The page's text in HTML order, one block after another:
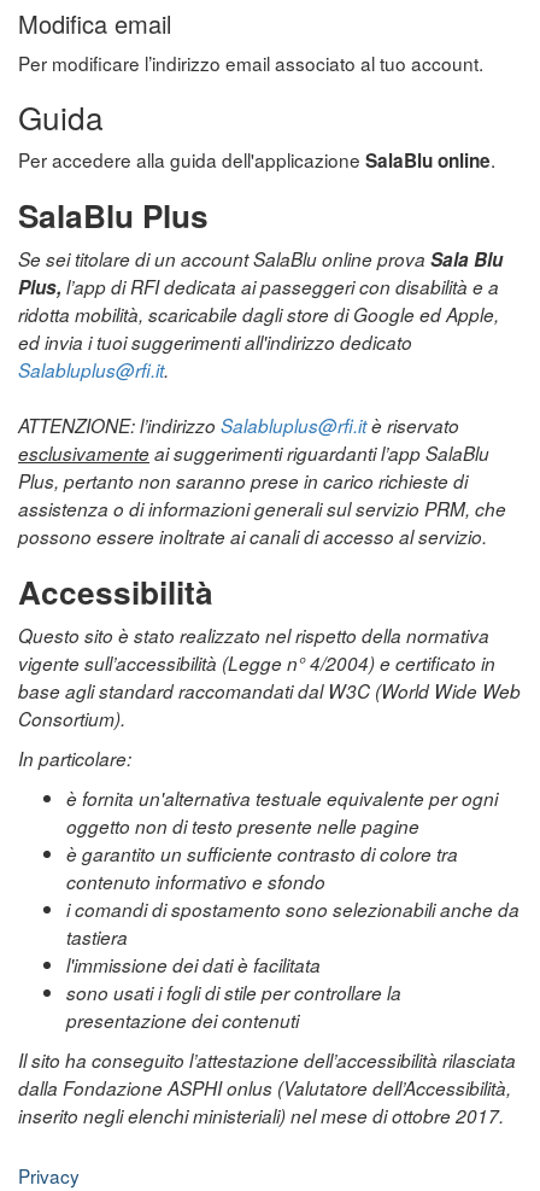
Modifica email
Per modificare l’indirizzo email associato al tuo account.
Guida
Per accedere alla guida dell'applicazione SalaBlu online.
SalaBlu Plus
Se sei titolare di un account SalaBlu online prova Sala Blu
Plus, l’app di RFI dedicata ai passeggeri con disabilità e a
ridotta mobilità, scaricabile dagli store di Google ed Apple,
ed invia i tuoi suggerimenti all'indirizzo dedicato
Salabluplus@rfi.it.
ATTENZIONE: l’indirizzo Salabluplus@rfi.itè riservato
esclusivamenteai suggerimenti riguardanti l’app SalaBlu
Plus, pertanto non saranno prese in carico richieste di
assistenza o di informazioni generali sul servizio PRM, che
possono essere inoltrate ai canali di accesso al servizio.
Accessibilità
Questo sito è stato realizzato nel rispetto della normativa
vigente sull’accessibilità (Legge n° 4/2004) e certificato in
base agli standard raccomandati dal W3C (World Wide Web
Consortium).
In particolare:
è fornita un'alternativa testuale equivalente per ogni
oggetto non di testo presente nelle pagine
è garantito un sufficiente contrasto di colore tra
contenuto informativo e sfondo
i comandi di spostamento sono selezionabili anche da
tastiera
l'immissione dei dati è facilitata
sono usati i fogli di stile per controllare la
presentazione dei contenuti
Il sito ha conseguito l’attestazione dell’accessibilità rilasciata
dalla Fondazione ASPHI onlus (Valutatore dell’Accessibilità,
inserito negli elenchi ministeriali) nel mese di ottobre 2017.
Privacy